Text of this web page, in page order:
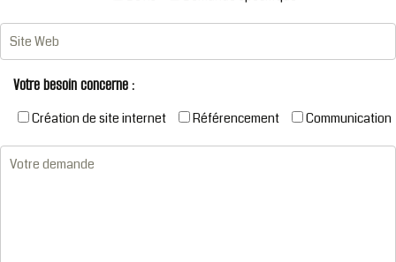
Votre besoin concerne :
Création de site internet Référencement Communication